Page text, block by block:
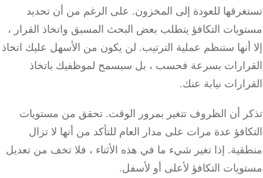
للعودة إلى المخزون.على الرغم من أن تحديد
التكافؤ يتطلب بعض البحث المسبق واتخاذ القرار ،
أنها ستنظم عملية الترتيب.لن يكون من الأسهل عليك اتخاذ
بسرعة فحسب ، بل سيسمح لموظفيك باتخاذ
نيابة عنك.
أن الظروف تتغير بمرور الوقت.تحقق من مستويات
عدة مرات على مدار العام للتأكد من أنها لا تزال
إذا تغير شيء ما في هذه الأثناء ، فلا تخف من تعديل
التكافؤ لأعلى أو لأسفل.